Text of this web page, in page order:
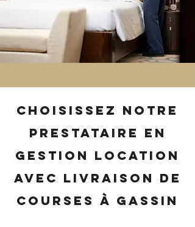
Choisissez notre
prestataire en
gestion location
avec livraison de
courses à Gassin